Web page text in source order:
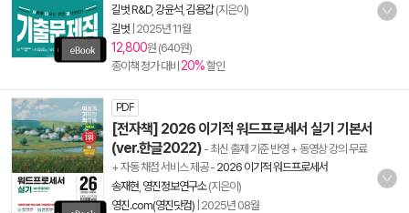
길벗 R&D, 강윤석 김용갑(지은이)
길벗 2025년 11월
12,800원 (640원)
종이책 정가 대비 20%할인
PDF
[전자책] 2026 이기적 워드프로세서 실기 기본서
(ver.한글2022) - 최신 출제 기준 반영 + 동영상 강의 무료
+ 자동 채점 서비스 제공- 2026 이기적 워드프로세서
송재현 영진정보연구소(지은이)
영진.com(영진닷컴) 2025년 08월